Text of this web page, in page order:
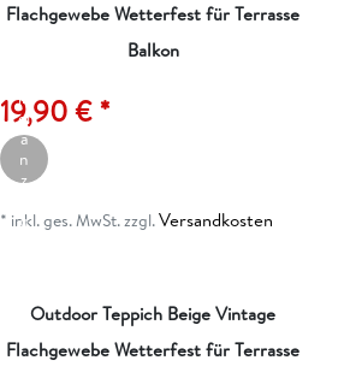
Flachgewebe Wetterfest für Terrasse
Balkon
19,90 € *
ik
el
a
n
z
g
* inkl. ges. MwSt.zzgl.Versandkosten
Outdoor Teppich Beige Vintage
Flachgewebe Wetterfest für Terrasse